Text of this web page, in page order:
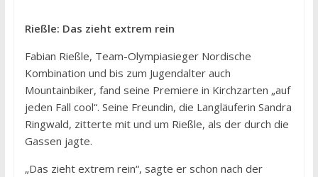
Rießle: Das zieht extrem rein
Fabian Rießle, Team-Olympiasieger Nordische
Kombination und bis zum Jugendalter auch
Mountainbiker, fand seine Premiere in Kirchzarten „auf
jeden Fall cool“. Seine Freundin, die Langläuferin Sandra
Ringwald, zitterte mit und um Rießle, als der durch die
Gassen jagte.
„Das zieht extrem rein“, sagte er schon nach der